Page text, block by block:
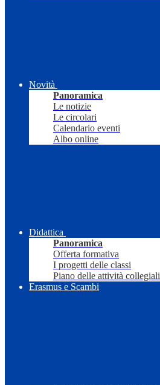
Novità
Panoramica
Le notizie
Le circolari
Calendario eventi
Albo online
Didattica
Panoramica
Offerta formativa
I progetti delle classi
Piano delle attività collegiali
Erasmus e Scambi